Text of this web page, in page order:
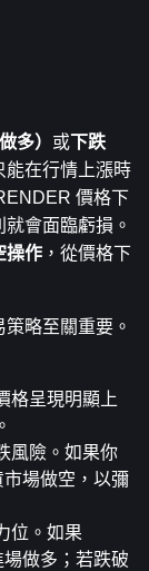
多） 或下跌
在行情上漲時
價格下
會面臨虧損。
操作 ，從價格下
略至關重要。
格呈現明顯上
風險。如果你
場做空，以彌
位。如果
做多；若跌破